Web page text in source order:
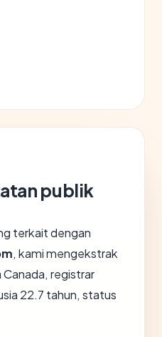
publik
terkait dengan
, kami mengekstrak
registrar
22.7 tahun, status